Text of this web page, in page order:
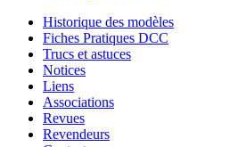
Historique des modèles
Fiches Pratiques DCC
Trucs et astuces
Notices
Liens
Associations
Revues
Revendeurs